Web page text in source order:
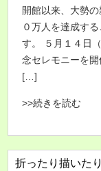
開館以来、大勢
０万人を達成す
す。 ５月１４日
念セレモニーを開
[…]
>>続きを読む
折ったり描いた